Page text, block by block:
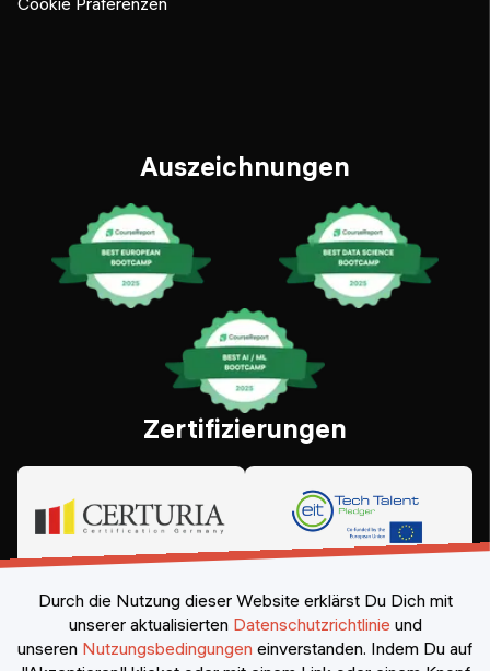
Auszeichnungen
Zertifizierungen
Durch die Nutzung dieser Website erklärst Du Dich mit
unserer aktualisierten Datenschutzrichtlinie und
unseren Nutzungsbedingungen einverstanden. Indem Du auf